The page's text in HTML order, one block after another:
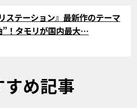
ステーション』最新作のテーマ
”！タモリが国内最大…
すめ記事